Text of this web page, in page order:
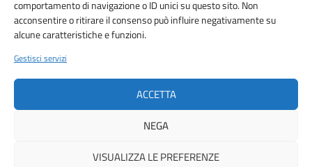
comportamento di navigazione o ID unici su questo sito. Non
acconsentire o ritirare il consenso può influire negativamente su
alcune caratteristiche e funzioni.
Gestisci servizi
ACCETTA
NEGA
VISUALIZZA LE PREFERENZE
Instagram
AMMINISTRAZIONE TRASPARENTE PRIVACY POLICY
© 2026 ORDINE DEGLI INGEGNERI DELLA PROVINCIA DI BOLOGNA |